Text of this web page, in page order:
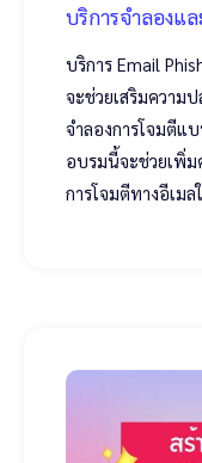
บริการจำลองแ
บริการ Email
จะช่วยเสริมความ
จำลองการโจมตีแ
อบรมนี้จะช่วยเพิ่ม
การโจมตีทางอีเม